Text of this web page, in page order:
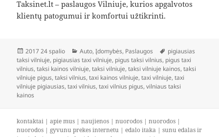
Taksinet.lt – paslaugos Vilniuje, kurios apgalvotos
klientų patogumui ir komfortui užtikrinti.
Paskelbta
2017 24 spalio Kategorijos
Auto,Įdomybės, Paslaugos Žymos
pigiausias
taksi vilniuje, pigiausias taxi vilniuje, pigus taksi vilnius, pigus taxi
vilnius,taksi kainos vilniuje,taksi vilniuje,taksi vilniuje kainos,taksi
vilniuje pigus,taksi vilnius,taxi kainos vilniuje,taxi vilniuje,taxi
vilniuje pigiausias,taxi vilnius,taxi vilnius pigus,vilniaus taksi
kainos
kontaktai |apie mus |naujienos |nuorodos |nuorodos |
nuorodos | gyvunu prekes internetu |edalo itaka |sunu edalas ir